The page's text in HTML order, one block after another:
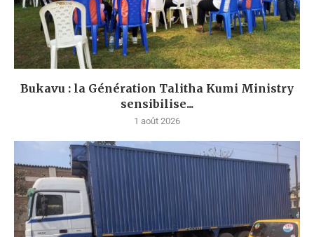
Bukavu : la Génération Talitha Kumi Ministry
sensibilise...
1 août 2026